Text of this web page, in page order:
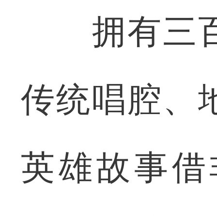
拥有三百
传统唱腔、
英雄故事